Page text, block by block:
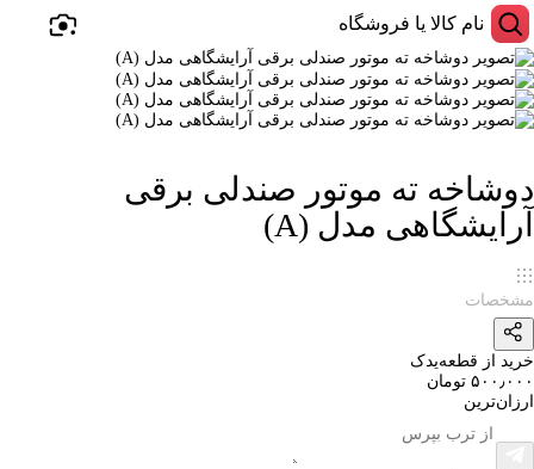
دوشاخه ته موتور صندلی برقی
آرایشگاهی مدل (A)
مشخصات
خرید از قطعه‌یدک
۵۰۰٫۰۰۰ تومان
ارزان‌ترین